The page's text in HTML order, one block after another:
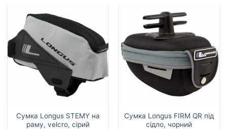
Сумка Longus STEMY на
раму, velcro, сірий
Сумка Longus FIRM QR під
сідло, чорний